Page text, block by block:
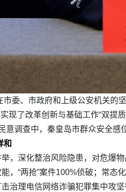
委、市政府和上级公安机关的
现了改革创新与基础工作“双提
意调查中，秦皇岛市群众安全
和
，深化整治风险隐患，对危爆
，“两抢”案件100%侦破；常态
治理电信网络诈骗犯罪集中攻